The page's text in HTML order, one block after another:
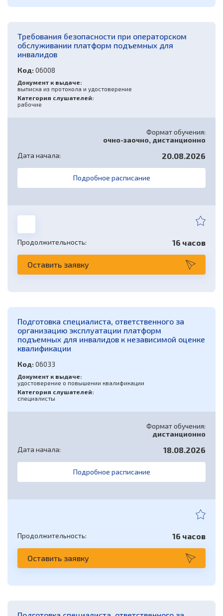
Требования безопасности при операторском
обслуживании платформ подъемных для
инвалидов
Код: 06008
Документ к выдаче:
выписка из протокола и удостоверение
Категория слушателей:
рабочие
Формат обучения:
очно-заочно, дистанционно
Дата начала:
20.08.2026
Подробное расписание
Продолжительность: 16 часов
Оставить заявку
Подготовка специалиста, ответственного за
организацию эксплуатации платформ
подъемных для инвалидов к независимой оценке
квалификации
Код: 06033
Документ к выдаче:
удостоверение о повышении квалификации
Категория слушателей:
специалисты
Формат обучения:
дистанционно
Дата начала:
18.08.2026
Подробное расписание
Продолжительность: 16 часов
Оставить заявку